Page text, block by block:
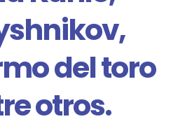
del toro
otros.